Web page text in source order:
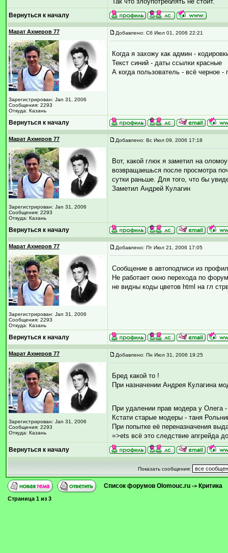
Вернуться к началу
Марат Ахмеров 77
Зарегистрирован: Jan 31, 2006
Сообщения: 2293
Откуда: Казань
Добавлено: Сб Июл 01, 2006 22:21
Когда я захожу как админ -
Текст синий - даты ссылки красные
А когда пользователь - всё черное -
Вернуться к началу
Марат Ахмеров 77
Зарегистрирован: Jan 31, 2006
Сообщения: 2293
Откуда: Казань
Добавлено: Вс Июл 09, 2006 17:18
Вот, какой глюк я заметил на
возвращаешься после просмотра
сутки раньше. Для того, что бы
Заметил Андрей Кулагин
Вернуться к началу
Марат Ахмеров 77
Зарегистрирован: Jan 31, 2006
Сообщения: 2293
Откуда: Казань
Добавлено: Пт Июл 21, 2006 17:05
Сообщение в автоподписи из
Не работает окно перехода по
не видны коды цветов html на гл
Вернуться к началу
Марат Ахмеров 77
Зарегистрирован: Jan 31, 2006
Сообщения: 2293
Откуда: Казань
Добавлено: Пн Июл 31, 2006 19:25
Бред какой то !
При назначении Андрея Кулагина
При удалении прав модера у Олега
Кстати старые модеры - таня
При попытке её переназначения
=>ets всё это следствие апгрейда
Вернуться к началу
Показать сообщения:
Список форумов Olomouc.ru -> Критика
Страница 1 из 3